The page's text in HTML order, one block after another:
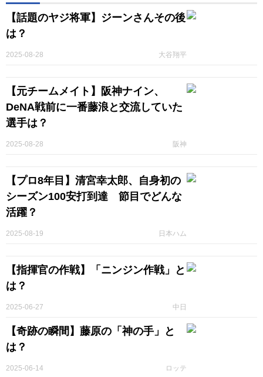
【話題のヤジ将軍】ジーンさんその後
は？
大谷翔平
2025-08-28
【元チームメイト】阪神ナイン、
DeNA戦前に一番藤浪と交流していた
選手は？
阪神
2025-08-28
【プロ8年目】清宮幸太郎、自身初の
シーズン100安打到達 節目でどんな
活躍？
日本ハム
2025-08-19
【指揮官の作戦】「ニンジン作戦」と
は？
中日
2025-06-27
【奇跡の瞬間】藤原の「神の手」と
は？
ロッテ
2025-06-14